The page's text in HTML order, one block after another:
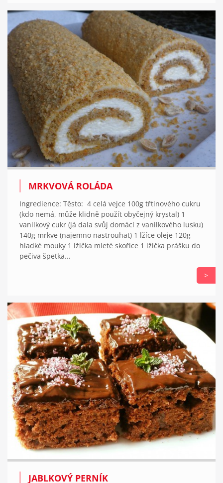
MRKVOVÁ ROLÁDA
Ingredience: Těsto: 4 celá vejce 100g třtinového cukru
(kdo nemá, může klidně použít obyčejný krystal) 1
vanilkový cukr (já dala svůj domácí z vanilkového lusku)
140g mrkve (najemno nastrouhat) 1 lžíce oleje 120g
hladké mouky 1 lžička mleté skořice 1 lžička prášku do
pečiva špetka...
>
JABLKOVÝ PERNÍK